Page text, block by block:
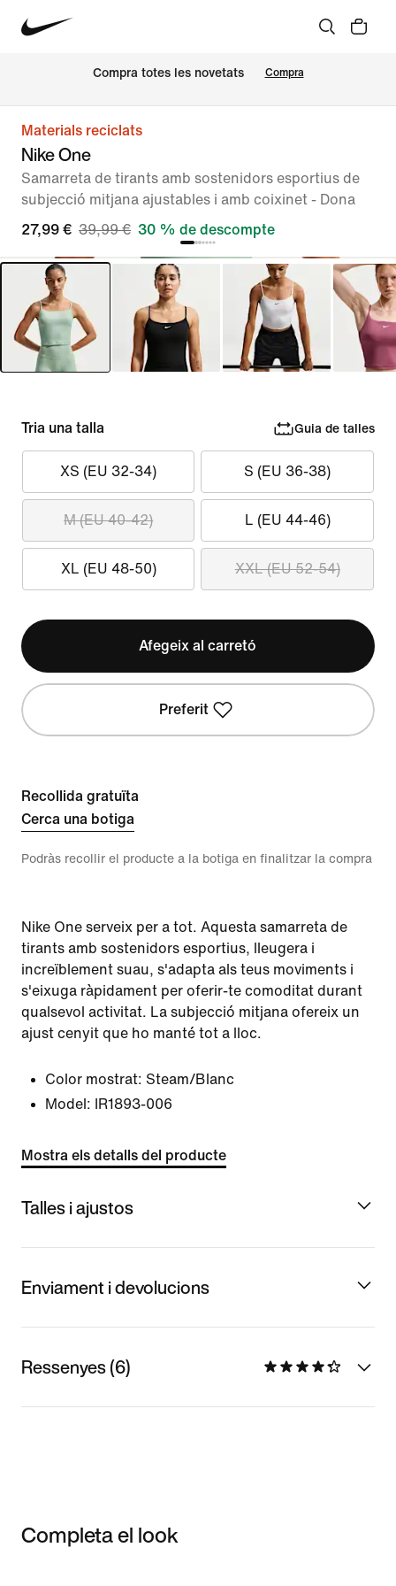
Compra totes les novetats Compra
Materials reciclats
Nike One
Samarreta de tirants amb sostenidors esportius de
subjecció mitjana ajustables i amb coixinet - Dona
27,99 € 39,99 € 30 % de descompte
Tria una talla Guia de talles
XS (EU 32-34) S (EU 36-38)
M (EU 40-42) L (EU 44-46)
XL (EU 48-50) XXL (EU 52-54)
Afegeix al carretó
Preferit
Recollida gratuïta
Cerca una botiga
Podràs recollir el producte a la botiga en finalitzar la compra
Nike One serveix per a tot. Aquesta samarreta de
tirants amb sostenidors esportius, lleugera i
increïblement suau, s'adapta als teus moviments i
s'eixuga ràpidament per oferir-te comoditat durant
qualsevol activitat. La subjecció mitjana ofereix un
ajust cenyit que ho manté tot a lloc.
Color mostrat: Steam/Blanc
Model:
IR1893-006
Mostra els detalls del producte
Talles i ajustos
Enviament i devolucions
Ressenyes (6)
Completa el look